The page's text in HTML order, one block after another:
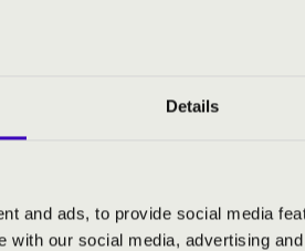
Details
and ads, to provide social media
with our social media, advertising